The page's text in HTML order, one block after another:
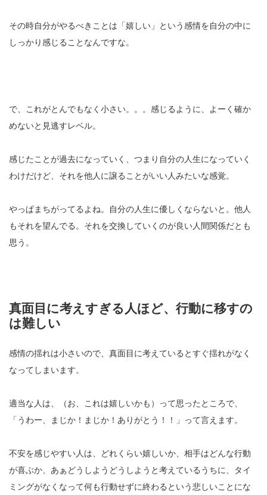
その時自分がやるべきことは「嬉しい」という感情を自分の中に
しっかり感じることなんですな。
で、これがとんでもなく小さい。。。感じるように、よーく確か
めないと見逃すレベル。
感じたことが過去になっていく、つまり自分の人生になっていく
わけだけど、それを他人に譲ることがいい人みたいな感覚。
やっぱまちがってるよね。自分の人生に優しくならないと。他人
もそれを望んでる。それを交換していくのが良い人間関係だとも
思う。
真面目に考えすぎる人ほど、行動に移すの
は難しい
感情の揺れは小さいので、真面目に考えているとすぐ揺れがなく
なってしまいます。
適当な人は、（お、これは嬉しいかも）って思ったところで、
「うわー、まじか！まじか！ありがとう！！」って言えます。
不安を感じやすい人は、どれくらい嬉しいか、相手はどんな行動
が喜ぶか、あぁどうしようどうしようと考えているうちに、タイ
ミングがなくなって何も行動せずに終わるという悲しいことにな